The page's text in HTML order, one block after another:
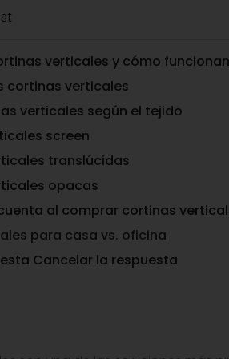
verticales y cómo
cortinas verticales
verticales según el tejido
screen
translúcidas
opacas
al comprar cortinas
para casa vs. oficina
Cancelar la respuesta